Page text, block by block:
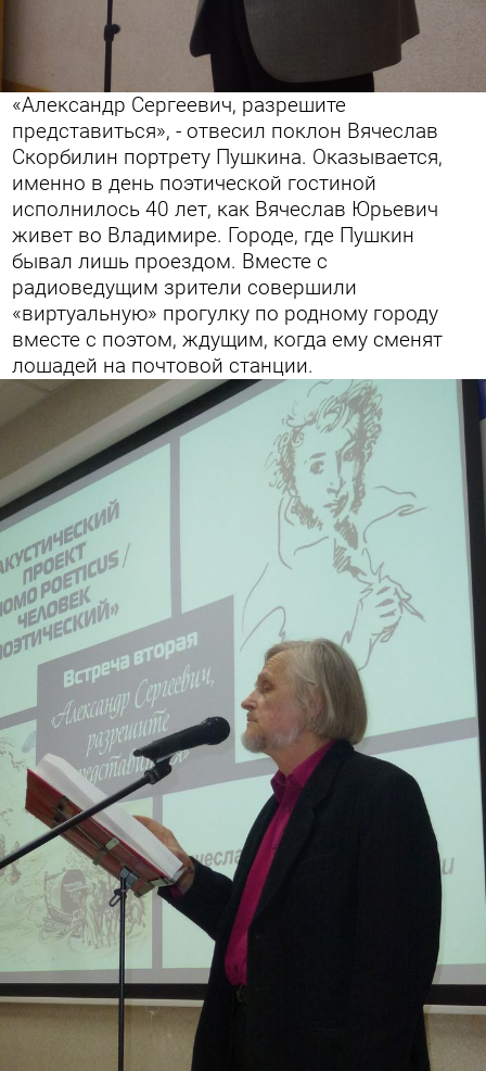
«Александр Сергеевич, разрешите
представиться», - отвесил поклон Вячеслав
Скорбилин портрету Пушкина. Оказывается,
именно в день поэтической гостиной
исполнилось 40 лет, как Вячеслав Юрьевич
живет во Владимире. Городе, где Пушкин
бывал лишь проездом. Вместе с
радиоведущим зрители совершили
«виртуальную» прогулку по родному городу
вместе с поэтом, ждущим, когда ему сменят
лошадей на почтовой станции.